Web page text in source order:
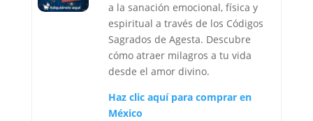
a la sanación emocional, física y
espiritual a través de los Códigos
Sagrados de Agesta. Descubre
cómo atraer milagros a tu vida
desde el amor divino.
Haz clic aquí para comprar en
México